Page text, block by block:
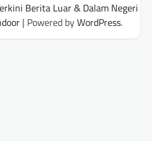
Berita Luar & Dalam Negeri
| Powered byWordPress.